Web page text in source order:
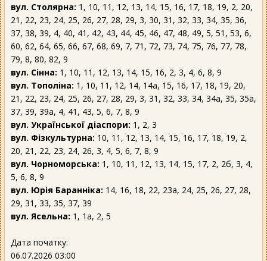
вул. Столярна: 1, 10, 11, 12, 13, 14, 15, 16, 17, 18, 19, 2, 20,
21, 22, 23, 24, 25, 26, 27, 28, 29, 3, 30, 31, 32, 33, 34, 35, 36,
37, 38, 39, 4, 40, 41, 42, 43, 44, 45, 46, 47, 48, 49, 5, 51, 53, 6,
60, 62, 64, 65, 66, 67, 68, 69, 7, 71, 72, 73, 74, 75, 76, 77, 78,
79, 8, 80, 82, 9
вул. Сінна: 1, 10, 11, 12, 13, 14, 15, 16, 2, 3, 4, 6, 8, 9
вул. Тополіна: 1, 10, 11, 12, 14, 14а, 15, 16, 17, 18, 19, 20,
21, 22, 23, 24, 25, 26, 27, 28, 29, 3, 31, 32, 33, 34, 34а, 35, 35а,
37, 39, 39а, 4, 41, 43, 5, 6, 7, 8, 9
вул. Української діаспори: 1, 2, 3
вул. Фізкультурна: 10, 11, 12, 13, 14, 15, 16, 17, 18, 19, 2,
20, 21, 22, 23, 24, 26, 3, 4, 5, 6, 7, 8, 9
вул. Чорноморська: 1, 10, 11, 12, 13, 14, 15, 17, 2, 2б, 3, 4,
5, 6, 8, 9
вул. Юрія Баранніка: 14, 16, 18, 22, 23а, 24, 25, 26, 27, 28,
29, 31, 33, 35, 37, 39
вул. Ясельна: 1, 1а, 2, 5
Дата початку:
06.07.2026 03:00